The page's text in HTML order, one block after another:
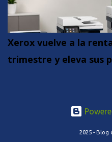
Xerox vuelve a la
trimestre y eleva sus
2025 - Blog